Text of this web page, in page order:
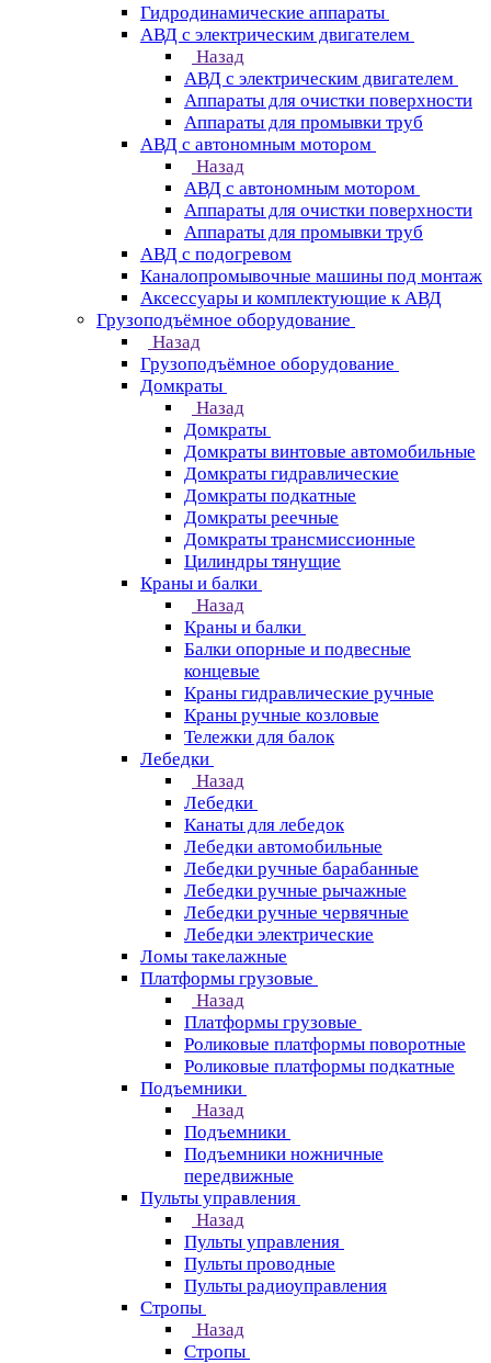
Гидродинамические аппараты
АВД с электрическим двигателем
Назад
АВД с электрическим двигателем
Аппараты для очистки поверхности
Аппараты для промывки труб
АВД с автономным мотором
Назад
АВД с автономным мотором
Аппараты для очистки поверхности
Аппараты для промывки труб
АВД с подогревом
Каналопромывочные машины под монтаж
Аксессуары и комплектующие к АВД
Грузоподъёмное оборудование
Назад
Грузоподъёмное оборудование
Домкраты
Назад
Домкраты
Домкраты винтовые автомобильные
Домкраты гидравлические
Домкраты подкатные
Домкраты реечные
Домкраты трансмиссионные
Цилиндры тянущие
Краны и балки
Назад
Краны и балки
Балки опорные и подвесные
концевые
Краны гидравлические ручные
Краны ручные козловые
Тележки для балок
Лебедки
Назад
Лебедки
Канаты для лебедок
Лебедки автомобильные
Лебедки ручные барабанные
Лебедки ручные рычажные
Лебедки ручные червячные
Лебедки электрические
Ломы такелажные
Платформы грузовые
Назад
Платформы грузовые
Роликовые платформы поворотные
Роликовые платформы подкатные
Подъемники
Назад
Подъемники
Подъемники ножничные
передвижные
Пульты управления
Назад
Пульты управления
Пульты проводные
Пульты радиоуправления
Стропы
Назад
Стропы